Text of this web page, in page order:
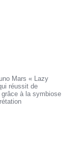
Mars « Lazy
réussit de
à la symbiose